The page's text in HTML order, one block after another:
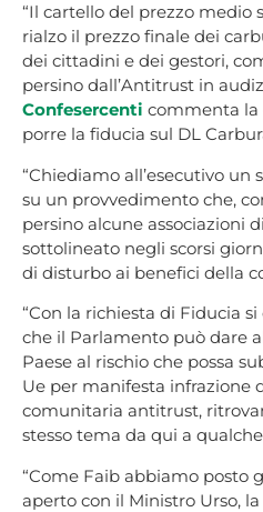
“Il cartello del prezzo medio
rialzo il prezzo finale dei
dei cittadini e dei gestori,
persino dall’Antitrust in
Confesercenti commenta la
porre la fiducia sul DL
“Chiediamo all’esecutivo
su un provvedimento che,
persino alcune associazioni
sottolineato negli scorsi
di disturbo ai benefici della
“Con la richiesta di Fiducia
che il Parlamento può dare
Paese al rischio che possa
Ue per manifesta infrazione
comunitaria antitrust,
stesso tema da qui a
“Come Faib abbiamo posto
aperto con il Ministro Urso,